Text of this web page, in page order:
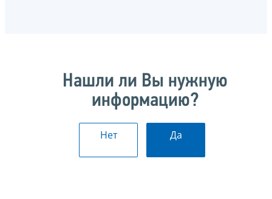
Нашли ли Вы нужную
информацию?
Нет Да